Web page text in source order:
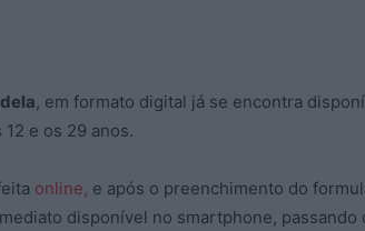
, em formato digital já se encontra
e os 29 anos.
online, e após o preenchimento do
disponível no smartphone, passando